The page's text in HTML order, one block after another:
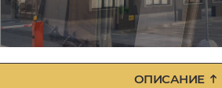
ОПИСАНИЕ